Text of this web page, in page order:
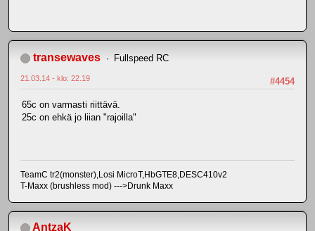
transewaves Fullspeed RC
#4454
21.03.14 - klo: 22.19
65c on varmasti riittävä.
25c on ehkä jo liian "rajoilla"
TeamC tr2(monster),Losi MicroT,HbGTE8,DESC410v2
T-Maxx (brushless mod) --->Drunk Maxx
AntzaK